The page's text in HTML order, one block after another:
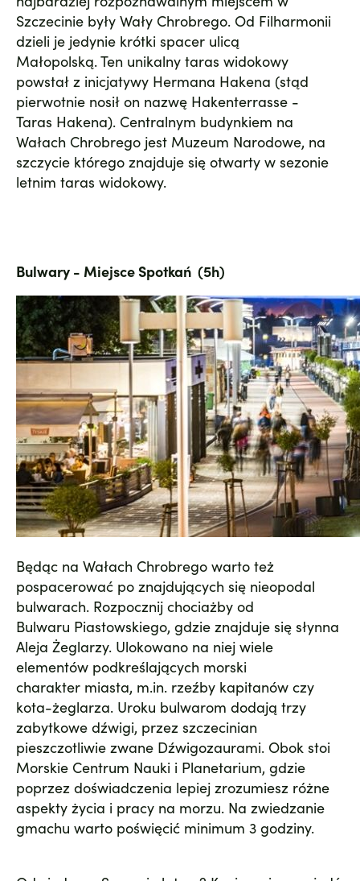
Szczecinie były Wały Chrobrego. Od Filharmonii
dzieli je jedynie krótki spacer ulicą
Małopolską. Ten unikalny taras widokowy
powstał z inicjatywy Hermana Hakena (stąd
pierwotnie nosił on nazwę Hakenterrasse -
Taras Hakena). Centralnym budynkiem na
Wałach Chrobrego jest Muzeum Narodowe, na
szczycie którego znajduje się otwarty w sezonie
letnim taras widokowy.
Bulwary - Miejsce Spotkań (5h)
Będąc na Wałach Chrobrego warto też
pospacerować po znajdujących się nieopodal
bulwarach. Rozpocznij chociażby od
Bulwaru Piastowskiego, gdzie znajduje się słynna
Aleja Żeglarzy. Ulokowano na niej wiele
elementów podkreślających morski
charakter miasta, m.in. rzeźby kapitanów czy
kota-żeglarza. Uroku bulwarom dodają trzy
zabytkowe dźwigi, przez szczecinian
pieszczotliwie zwane Dźwigozaurami. Obok stoi
Morskie Centrum Nauki i Planetarium, gdzie
poprzez doświadczenia lepiej zrozumiesz różne
aspekty życia i pracy na morzu. Na zwiedzanie
gmachu warto poświęcić minimum 3 godziny.